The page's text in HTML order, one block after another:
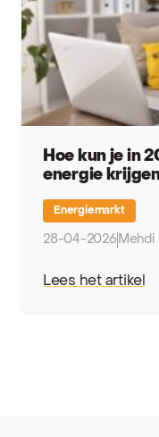
Hoe kun je in
energie
Energiemarkt
28-04-2026 Mehdi
Lees het artikel